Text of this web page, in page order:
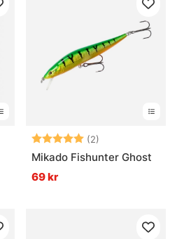
stjärnorBetyg: (2)
Mikado Fishunter Ghost
69 kr